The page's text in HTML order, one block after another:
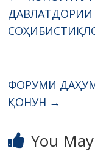
ДАВЛАТДОРИИ
ФОРУМИ
ҚОНУН →
You